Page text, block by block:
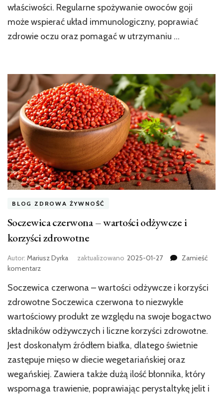
ich
wartości
odżywczych
właściwości. Regularne spożywanie owoców goji
może wspierać układ immunologiczny, poprawiać
zdrowie oczu oraz pomagać w utrzymaniu …
BLOG ZDROWA ŻYWNOŚĆ
Soczewica czerwona – wartości odżywcze i
korzyści zdrowotne
Autor: Mariusz Dyrka zaktualizowano 2025-01-27
Zamieść
komentarzwe
Soczewica
czerwona
wartości
odżywcze
korzyści
zdrowotne
Soczewica czerwona – wartości odżywcze i korzyści
zdrowotne Soczewica czerwona to niezwykle
wartościowy produkt ze względu na swoje bogactwo
składników odżywczych i liczne korzyści zdrowotne.
Jest doskonałym źródłem białka, dlatego świetnie
zastępuje mięso w diecie wegetariańskiej oraz
wegańskiej. Zawiera także dużą ilość błonnika, który
wspomaga trawienie, poprawiając perystaltykę jelit i